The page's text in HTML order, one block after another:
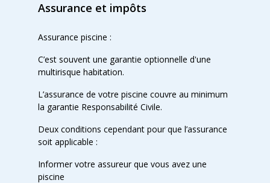
Assurance et impôts
Assurance piscine :
C’est souvent une garantie optionnelle d'une
multirisque habitation.
L’assurance de votre piscine couvre au minimum
la garantie Responsabilité Civile.
Deux conditions cependant pour que l’assurance
soit applicable :
Informer votre assureur que vous avez une
piscine